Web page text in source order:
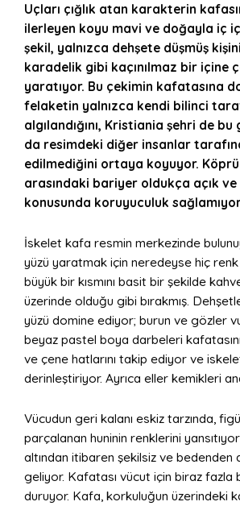
Uçları çığlık atan karakterin
ilerleyen koyu mavi ve doğayla iç
şekil, yalnızca dehşete düşmüş
karadelik gibi kaçınılmaz bir içine
yaratıyor. Bu çekimin kafatasına
felaketin yalnızca kendi bilinci
algılandığını, Kristiania şehri de
da resimdeki diğer insanlar
edilmediğini ortaya koyuyor.
arasındaki bariyer oldukça açık ve
konusunda koruyuculuk
İskelet kafa resmin merkezinde
yüzü yaratmak için neredeyse hiç renk
büyük bir kısmını basit bir şekilde
üzerinde olduğu gibi bırakmış. Dehşetle
yüzü domine ediyor; burun ve gözler
beyaz pastel boya darbeleri
ve çene hatlarını takip ediyor ve
derinleştiriyor. Ayrıca eller kemikleri
Vücudun geri kalanı eskiz tarzında,
parçalanan huninin renklerini
altından itibaren şekilsiz ve bedenden
geliyor. Kafatası vücut için biraz fazla
duruyor. Kafa, korkuluğun üzerindeki